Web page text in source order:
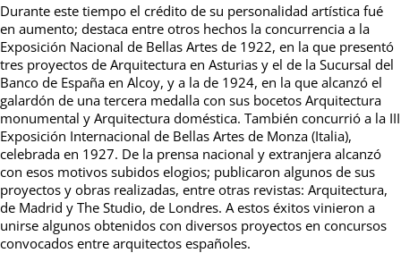
Durante este tiempo el crédito de su personalidad artística fué
en aumento; destaca entre otros hechos la concurrencia a la
Exposición Nacional de Bellas Artes de 1922, en la que presentó
tres proyectos de Arquitectura en Asturias y el de la Sucursal del
Banco de España en Alcoy, y a la de 1924, en la que alcanzó el
galardón de una tercera medalla con sus bocetos Arquitectura
monumental y Arquitectura doméstica. También concurrió a la III
Exposición Internacional de Bellas Artes de Monza (Italia),
celebrada en 1927. De la prensa nacional y extranjera alcanzó
con esos motivos subidos elogios; publicaron algunos de sus
proyectos y obras realizadas, entre otras revistas: Arquitectura,
de Madrid y The Studio, de Londres. A estos éxitos vinieron a
unirse algunos obtenidos con diversos proyectos en concursos
convocados entre arquitectos españoles.